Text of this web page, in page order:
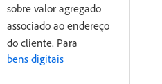
sobre valor agregado
associado ao endereço
do cliente. Para
bens digitais